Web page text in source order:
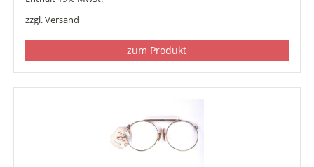
zzgl.Versand
zum Produkt